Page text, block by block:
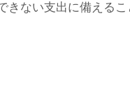
きない支出に備える